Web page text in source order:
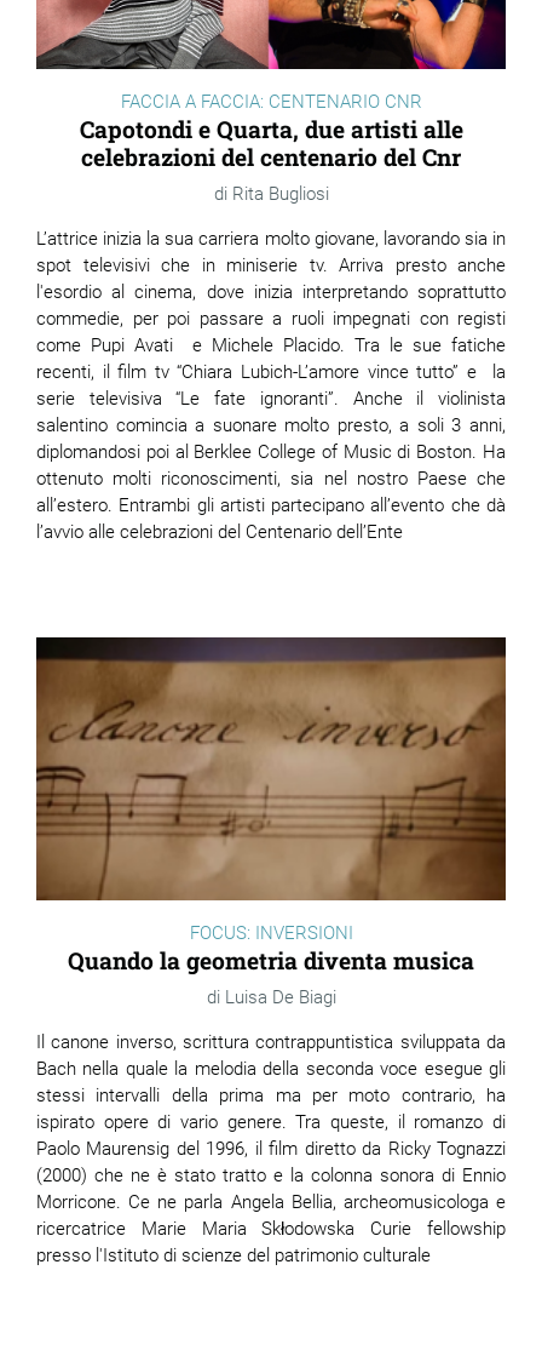
FACCIA A FACCIA: CENTENARIO CNR
Capotondi e Quarta, due artisti alle
celebrazioni del centenario del Cnr
Rita Bugliosi
L’attrice inizia la sua carriera molto giovane, lavorando sia in
spot televisivi che in miniserie tv. Arriva presto anche
l'esordio al cinema, dove inizia interpretando soprattutto
commedie, per poi passare a ruoli impegnati con registi
come Pupi Avati e Michele Placido. Tra le sue fatiche
recenti, il film tv“Chiara Lubich-L’amore vince tutto” e la
serie televisiva “Le fate ignoranti”. Anche il violinista
salentino comincia a suonare molto presto, a soli 3 anni,
diplomandosi poi al Berklee College of Music di Boston. Ha
ottenuto molti riconoscimenti, sia nel nostro Paese che
all’estero. Entrambi gli artisti partecipano all’evento che dà
l’avvio alle celebrazioni del Centenario dell’Ente
FOCUS: INVERSIONI
Quando la geometria diventa musica
Luisa De Biagi
Il canone inverso, scrittura contrappuntistica sviluppata da
Bach nella quale la melodia della seconda voce esegue gli
stessi intervalli della prima ma per moto contrario, ha
ispirato opere di vario genere. Tra queste, il romanzo di
Paolo Maurensig del 1996, il film diretto da Ricky Tognazzi
(2000) che ne è stato tratto e la colonna sonora di Ennio
Morricone. Ce ne parla Angela Bellia, archeomusicologa e
ricercatrice Marie MariaSkłodowska Curie fellowship
presso l'Istituto di scienze del patrimonio culturale